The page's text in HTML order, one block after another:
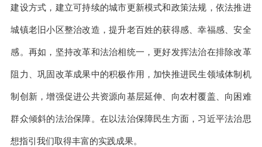
建设方式，建立可持续的城市更新模式和政策法规，依法推进
城镇老旧小区整治改造，提升老百姓的获得感、幸福感、安全
感。再如，坚持改革和法治相统一，更好发挥法治在排除改革
阻力、巩固改革成果中的积极作用，加快推进民生领域体制机
制创新，增强促进公共资源向基层延伸、向农村覆盖、向困难
群众倾斜的法治保障。在以法治保障民生方面，习近平法治思
想指引我们取得丰富的实践成果。